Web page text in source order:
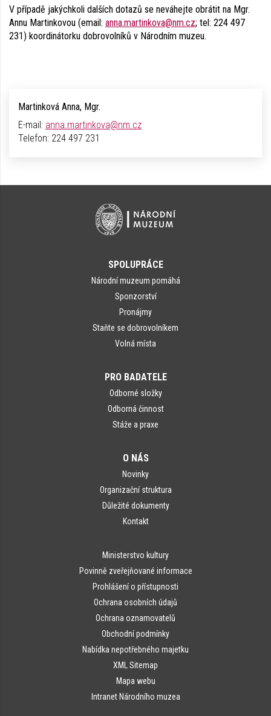
V případě jakýchkoli dalších dotazů se neváhejte obrátit na Mgr.
Annu Martinkovou (email: anna.martinkova@nm.cz; tel: 224 497
231) koordinátorku dobrovolníků v Národním muzeu.
Martinková Anna, Mgr.
E-mail: anna.martinkova@nm.cz
Telefon: 224 497 231
SPOLUPRÁCE
Národní muzeum pomáhá
Sponzorství
Pronájmy
Staňte se dobrovolníkem
Volná místa
PRO BADATELE
Odborné složky
Odborná činnost
Stáže a praxe
O NÁS
Novinky
Organizační struktura
Důležité dokumenty
Kontakt
Ministerstvo kultury
Povinně zveřejňované informace
Prohlášení o přístupnosti
Ochrana osobních údajů
Ochrana oznamovatelů
Obchodní podmínky
Nabídka nepotřebného majetku
XML Sitemap
Mapa webu
Intranet Národního muzea